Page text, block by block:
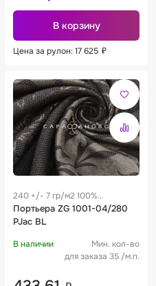
В корзину
Цена за рулон: 17 625 ₽
240 +/- 7 гр/м2 100%
полиэстер
Портьера ZG 1001-04/280
PJac BL
В наличии
Мин. кол-во
для заказа 35 /м.п.